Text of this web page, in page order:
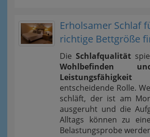
Erholsamer Schlaf
richtige Bettgröße
Die Schlafqualität
Wohlbefinden
Leistungsfähigkeit
entscheidende Rolle.
schläft, der ist am
ausgeruht und die
Alltags können zu
Belastungsprobe